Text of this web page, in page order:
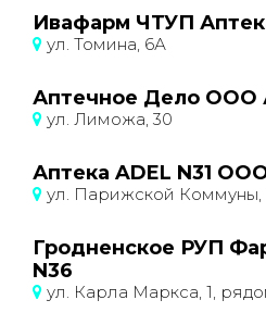
Ивафарм ЧТУП
ул. Томина, 6А
Аптечное Дело ООО
ул. Лиможа, 30
Аптека ADEL N31
ул. Парижской Коммуны,
Гродненское РУП
N36
ул. Карла Маркса, 1,